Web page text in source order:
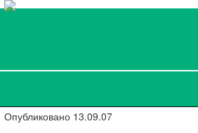
Опубликовано 13.09.07